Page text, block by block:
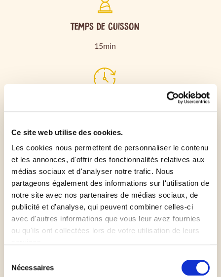
Ce site web utilise des cookies.
Les cookies nous permettent de personnaliser le contenu
et les annonces, d'offrir des fonctionnalités relatives aux
médias sociaux et d'analyser notre trafic. Nous
partageons également des informations sur l'utilisation de
notre site avec nos partenaires de médias sociaux, de
publicité et d'analyse, qui peuvent combiner celles-ci
avec d'autres informations que vous leur avez fournies
ou qu'ils ont collectées lors de votre utilisation de leurs
Nécessaires
Temps de cuisson
15min
Préchauffer le four à 220 °C (th. 7).
Tailler le jambon en grosses lamelles de 1 cm
d'épaisseur.
Tailler les bûches de chèvre en rondelles.
Étaler la pâte à pizza sur une plaque de pâtisserie